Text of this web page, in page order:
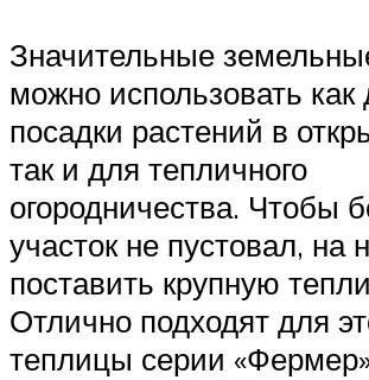
Значительные
можно использовать как
посадки растений в
так и для тепличного
огородничества. Чтобы
участок не пустовал, на
поставить крупную
Отлично подходят для
теплицы серии